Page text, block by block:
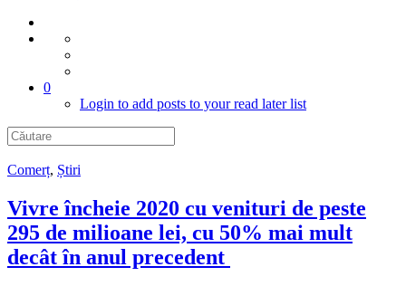
0
Login to add posts to your read later list
Comerț, Știri
Vivre încheie 2020 cu venituri de peste
295 de milioane lei, cu 50% mai mult
decât în anul precedent